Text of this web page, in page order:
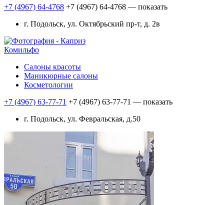
+7 (4967) 64-4768 +7 (4967) 64-4768 — показать
г. Подольск, ул. Октябрьский пр-т, д. 2в
Комильфо
Салоны красоты
Маникюрные салоны
Косметологии
+7 (4967) 63-77-71 +7 (4967) 63-77-71 — показать
г. Подольск, ул. Февральская, д.50